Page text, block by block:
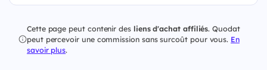
Cette page peut contenir des liens d'achat affiliés. Quodat
peut percevoir une commission sans surcoût pour vous. En
savoir plus.